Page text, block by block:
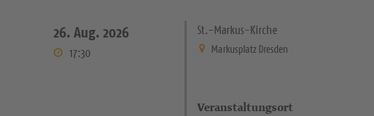
26. Aug. 2026
17:30
St.-Markus-Kirche
Markusplatz Dresden
Veranstaltungsort